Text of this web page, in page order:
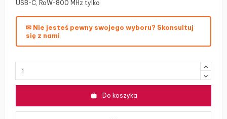
USB-C, RoW-800 MHz tylko
✉ Nie jesteś pewny swojego wyboru? Skonsultuj
się z nami
Do koszyka